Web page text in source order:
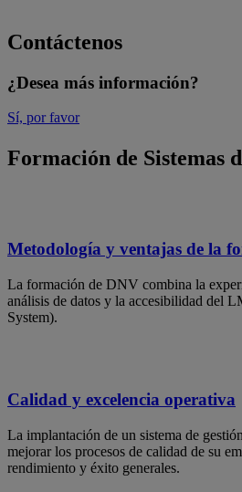
Contáctenos
¿Desea más información?
Sí, por favor
Formación de Sistemas
Metodología y ventajas de la
La formación de DNV combina la
análisis de datos y la accesibilidad del
System).
Calidad y excelencia operativa
La implantación de un sistema de
mejorar los procesos de calidad de su
rendimiento y éxito generales.